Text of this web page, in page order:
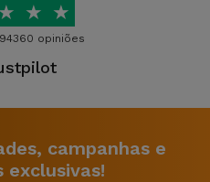
★ ★ ★
opiniões
campanhas e
exclusivas!